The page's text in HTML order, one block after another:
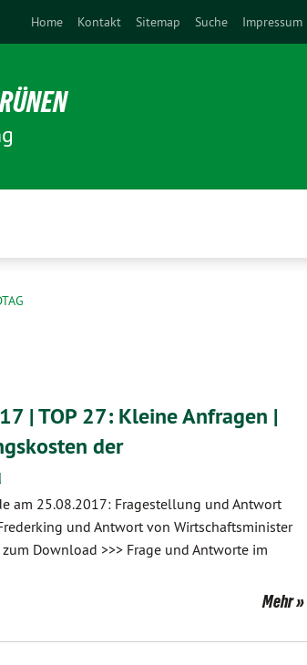
Home Kontakt Sitemap Suche Impressum
| TOP 27: Kleine Anfragen |
der
am 25.08.2017: Fragestellung und Antwort
und Antwort von Wirtschaftsminister
Download >>> Frage und Antworte im
Mehr